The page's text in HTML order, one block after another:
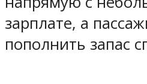
зарплате, а
пополнить запас